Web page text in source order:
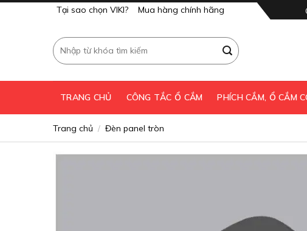
Tại sao chọn VIKI? Mua hàng chính hãng
Tìm
kiếm:
TRANG CHỦ CÔNG TẮC Ổ CẮM PHÍCH CẮM, Ổ CẮM
Trang chủ / Đèn panel tròn